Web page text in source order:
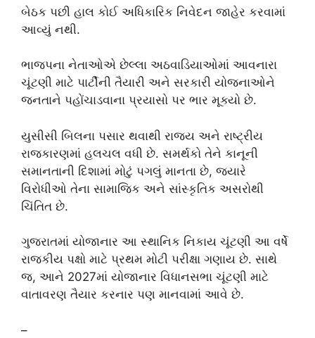
બેઠક પછી હાલ કોઈ અધિકારિક નિવેદન જાહેર કરવામાં
આવ્યું નથી.
ભાજપના નેતાઓએ છેલ્લા અઠવાડિયાઓમાં આવનારા
ચૂંટણી માટે પાર્ટીની તૈયારી અને સરકારી યોજનાઓને
જનતાને પહોંચાડવાના પ્રયાસો પર ભાર મૂક્યો છે.
યુસીસી બિલના પસાર થવાથી રાજ્ય અને રાષ્ટ્રીય
રાજકારણમાં હલચલ વધી છે. સમર્થકો તેને કાનૂની
સમાનતાની દિશામાં મોટું પગલું માનતા છે, જ્યારે
વિરોધીઓ તેના સામાજિક અને સાંસ્કૃતિક અસરોથી
ચિંતિત છે.
ગુજરાતમાં યોજાનાર આ સ્થાનિક નિકાય ચૂંટણી આ વર્ષે
રાજકીય પક્ષો માટે પ્રથમ મોટી પરીક્ષા ગણાય છે. સાથે
જ, આને 2027માં યોજાનાર વિધાનસભા ચૂંટણી માટે
વાતાવરણ તૈયાર કરનાર પણ માનવામાં આવે છે.
–